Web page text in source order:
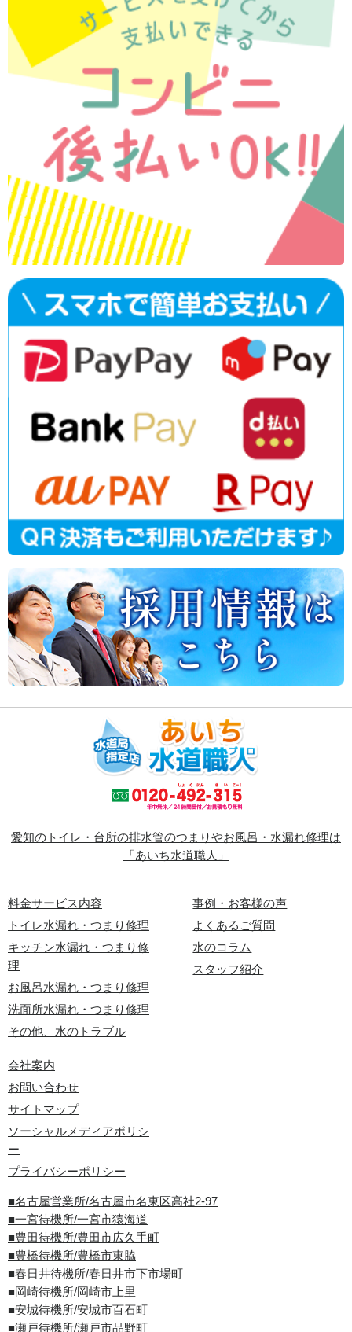
愛知のトイレ・台所の排水管のつまりやお風呂・水漏れ修理は
「あいち水道職人」
料金サービス内容
トイレ水漏れ・つまり修理
キッチン水漏れ・つまり修
理
お風呂水漏れ・つまり修理
洗面所水漏れ・つまり修理
その他、水のトラブル
事例・お客様の声
よくあるご質問
水のコラム
スタッフ紹介
会社案内
お問い合わせ
サイトマップ
ソーシャルメディアポリシ
ー
プライバシーポリシー
■名古屋営業所/名古屋市名東区高社2-97
■一宮待機所/一宮市猿海道
■豊田待機所/豊田市広久手町
■豊橋待機所/豊橋市東脇
■春日井待機所/春日井市下市場町
■岡崎待機所/岡崎市上里
■安城待機所/安城市百石町
■瀬戸待機所/瀬戸市品野町